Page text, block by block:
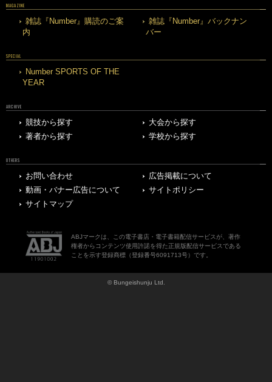
MAGAZINE
雑誌『Number』購読のご案
内
雑誌『Number』バックナン
バー
SPECIAL
Number SPORTS OF THE
YEAR
ARCHIVE
競技から探す
大会から探す
著者から探す
学校から探す
OTHERS
お問い合わせ
広告掲載について
動画・バナー広告について
サイトポリシー
サイトマップ
ABJマークは、この電子書店・電子書籍配信サービスが、著作
権者からコンテンツ使用許諾を得た正規版配信サービスである
ことを示す登録商標（登録番号6091713号）です。
© Bungeishunju Ltd.